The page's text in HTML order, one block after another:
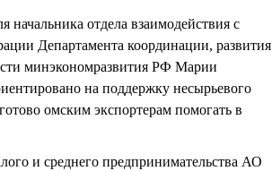
начальника отдела взаимодействия с
Департамента координации, развития
минэкономразвития РФ Марии
на поддержку несырьевого
омским экспортерам помогать в
и среднего предпринимательства АО